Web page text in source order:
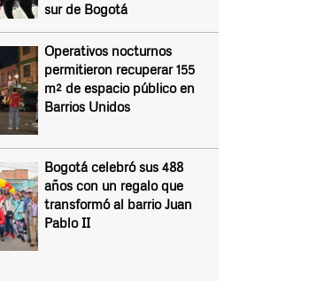
sur de Bogotá
Operativos nocturnos
permitieron recuperar 155
m² de espacio público en
Barrios Unidos
Bogotá celebró sus 488
años con un regalo que
transformó al barrio Juan
Pablo II